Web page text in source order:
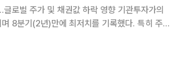
가 및 채권값 하락 영향 기관투자가의
8분기(2년)만에 최저치를 기록했다. 특히 주식
말 우리나라 주